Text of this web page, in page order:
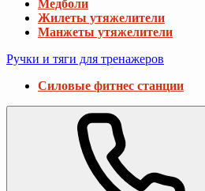
Медболи
Жилеты утяжелители
Манжеты утяжелители
Ручки и тяги для тренажеров
Силовые фитнес станции